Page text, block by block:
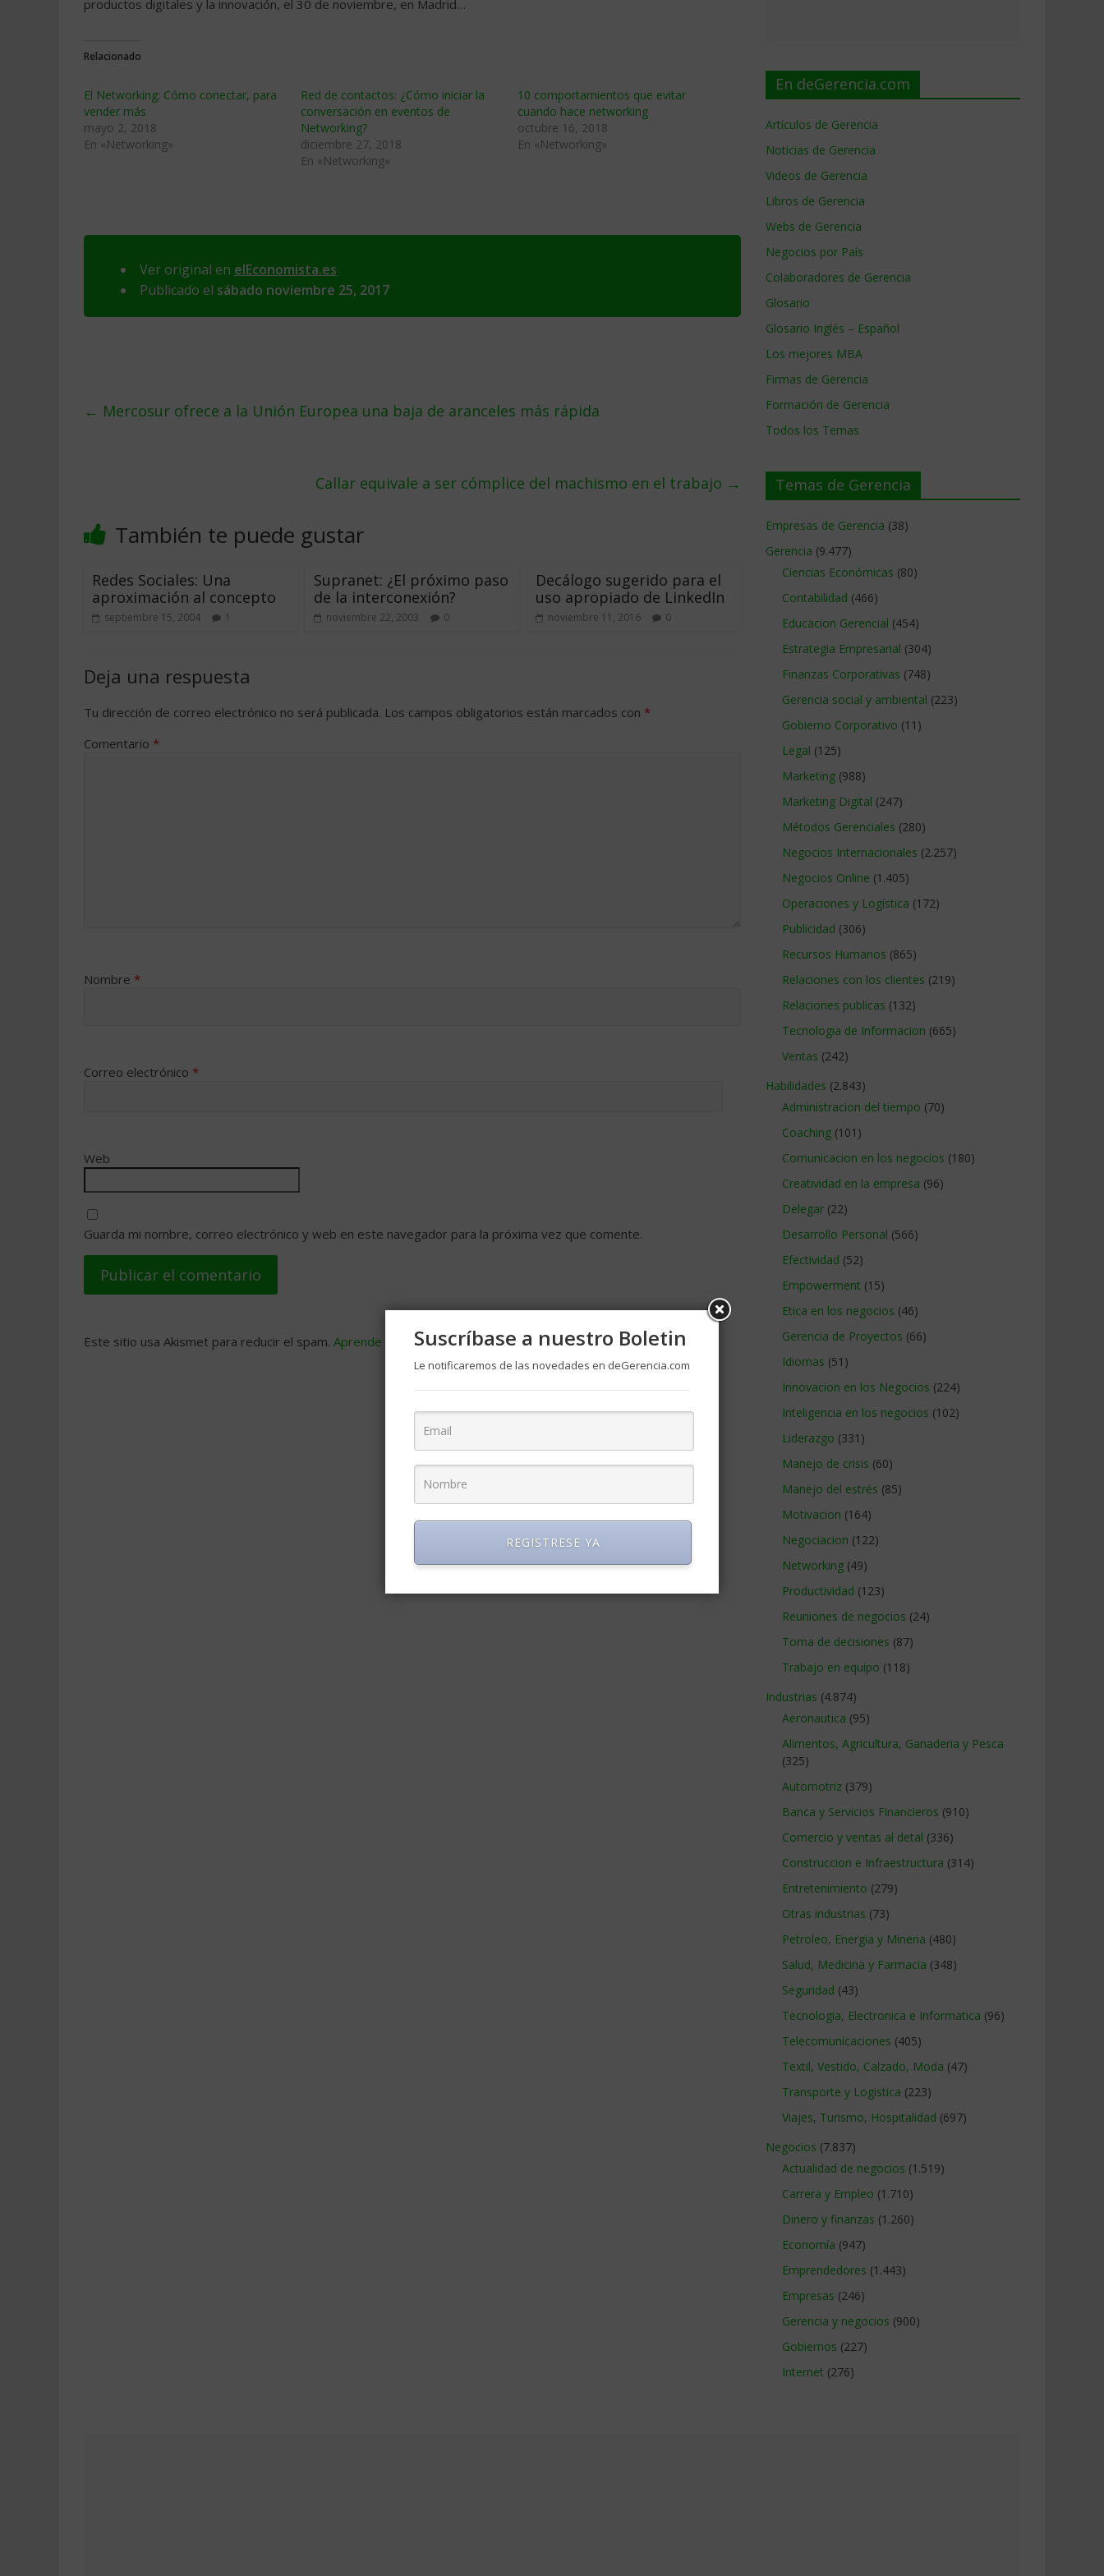
productos digitales y la innovación, el 30 de noviembre, en Madrid…
Relacionado
El Networking: Cómo conectar, para
vender más
mayo 2, 2018
En «Networking»
Red de contactos: ¿Cómo iniciar la
conversación en eventos de
Networking?
diciembre 27, 2018
En «Networking»
10 comportamientos que evitar
cuando hace networking
octubre 16, 2018
En «Networking»
Ver original en elEconomista.es
Publicado el sábado noviembre 25, 2017
← Mercosur ofrece a la Unión Europea una baja de aranceles más rápida
Callar equivale a ser cómplice del machismo en el trabajo →
También te puede gustar
Redes Sociales: Una
aproximación al concepto
septiembre 15, 2004 1
Supranet: ¿El próximo paso
de la interconexión?
noviembre 22, 2003 0
Decálogo sugerido para el
uso apropiado de LinkedIn
noviembre 11, 2016 0
Deja una respuesta
Tu dirección de correo electrónico no será publicada. Los campos obligatorios están marcados con *
Comentario *
Nombre *
Correo electrónico *
Web
Guarda mi nombre, correo electrónico y web en este navegador para la próxima vez que comente.
Este sitio usa Akismet para reducir el spam. Aprende cómo se procesan los datos de tus comentarios.
En deGerencia.com
Artículos de Gerencia
Noticias de Gerencia
Videos de Gerencia
Libros de Gerencia
Webs de Gerencia
Negocios por País
Colaboradores de Gerencia
Glosario
Glosario Inglés – Español
Los mejores MBA
Firmas de Gerencia
Formación de Gerencia
Todos los Temas
Temas de Gerencia
Empresas de Gerencia (38)
Gerencia (9.477)
Ciencias Económicas (80)
Contabilidad (466)
Educacion Gerencial (454)
Estrategia Empresarial (304)
Finanzas Corporativas (748)
Gerencia social y ambiental (223)
Gobierno Corporativo (11)
Legal (125)
Marketing (988)
Marketing Digital (247)
Métodos Gerenciales (280)
Negocios Internacionales (2.257)
Negocios Online (1.405)
Operaciones y Logística (172)
Publicidad (306)
Recursos Humanos (865)
Relaciones con los clientes (219)
Relaciones publicas (132)
Tecnologia de Informacion (665)
Ventas (242)
Habilidades (2.843)
Administracion del tiempo (70)
Coaching (101)
Comunicacion en los negocios (180)
Creatividad en la empresa (96)
Delegar (22)
Desarrollo Personal (566)
Efectividad (52)
Empowerment (15)
Etica en los negocios (46)
Gerencia de Proyectos (66)
Idiomas (51)
Innovacion en los Negocios (224)
Inteligencia en los negocios (102)
Liderazgo (331)
Manejo de crisis (60)
Manejo del estrés (85)
Motivacion (164)
Negociacion (122)
Networking (49)
Productividad (123)
Reuniones de negocios (24)
Toma de decisiones (87)
Trabajo en equipo (118)
Industrias (4.874)
Aeronautica (95)
Alimentos, Agricultura, Ganaderia y Pesca
(325)
Automotriz (379)
Banca y Servicios Financieros (910)
Comercio y ventas al detal (336)
Construccion e Infraestructura (314)
Entretenimiento (279)
Otras industrias (73)
Petroleo, Energia y Mineria (480)
Salud, Medicina y Farmacia (348)
Seguridad (43)
Tecnologia, Electronica e Informatica (96)
Telecomunicaciones (405)
Textil, Vestido, Calzado, Moda (47)
Transporte y Logistica (223)
Viajes, Turismo, Hospitalidad (697)
Negocios (7.837)
Actualidad de negocios (1.519)
Carrera y Empleo (1.710)
Dinero y finanzas (1.260)
Economía (947)
Emprendedores (1.443)
Empresas (246)
Gerencia y negocios (900)
Gobiernos (227)
Internet (276)
Suscríbase a nuestro Boletin
Le notificaremos de las novedades en deGerencia.com
REGISTRESE YA